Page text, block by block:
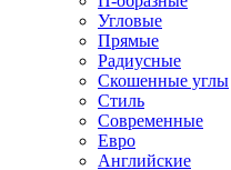
Угловые
Прямые
Радиусные
Скошенные углы
Стиль
Современные
Евро
Английские